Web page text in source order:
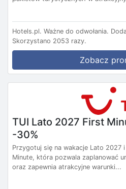
Hotels.pl. Ważne do odwołania.
Skorzystano 2053 razy.
Zobacz
TUI Lato 2027 First
-30%
Przygotuj się na wakacje Lato
Minute, która pozwala zaplanować
oraz zapewnia atrakcyjne warunki...